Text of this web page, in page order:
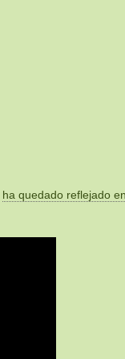
ha quedado reflejado